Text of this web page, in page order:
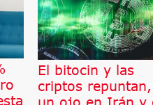
El bitocin y las
criptos
un ojo en Irán y